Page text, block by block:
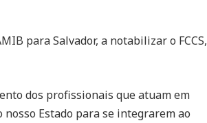
para Salvador, a notabilizar o FCCS,
dos profissionais que atuam em
Estado para se integrarem ao